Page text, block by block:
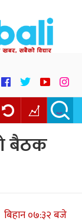
बैठक
०७:३२ बजे